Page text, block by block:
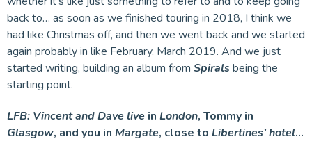
back to… as soon as we finished touring in 2018, I think we
had like Christmas off, and then we went back and we started
again probably in like February, March 2019. And we just
started writing, building an album from Spiralsbeing the
starting point.
LFB: Vincent and Dave live in London, Tommy in
Glasgow, and you in Margate, close to Libertines’ hotel…